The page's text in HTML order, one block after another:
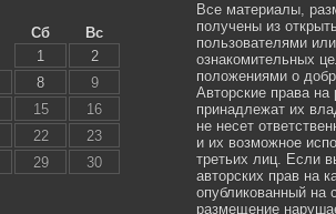
Сб
Вс
1
2
8
9
15
16
22
23
29
30
Все материалы,
получены из
пользователями
ознакомительных
положениями о
Авторские права
принадлежат их
не несет
и их возможное
третьих лиц. Если
авторских прав на
опубликованный на
размещение